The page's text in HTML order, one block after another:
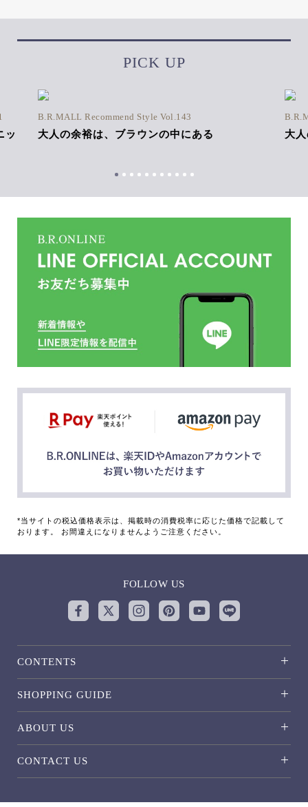
PICK UP
ッ
B.R.MALL Recommend Style Vol.143
大人の余裕は、ブラウンの中にある 大
*当サイトの税込価格表示は、掲載時の消費税率に応じた価格で記載して
おります。 お間違えになりませんようご注意ください。
FOLLOW US
CONTENTS
SHOPPING GUIDE
ABOUT US
CONTACT US